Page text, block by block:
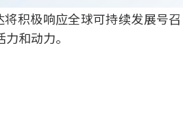
积极响应全球可持续发展号召
和动力。